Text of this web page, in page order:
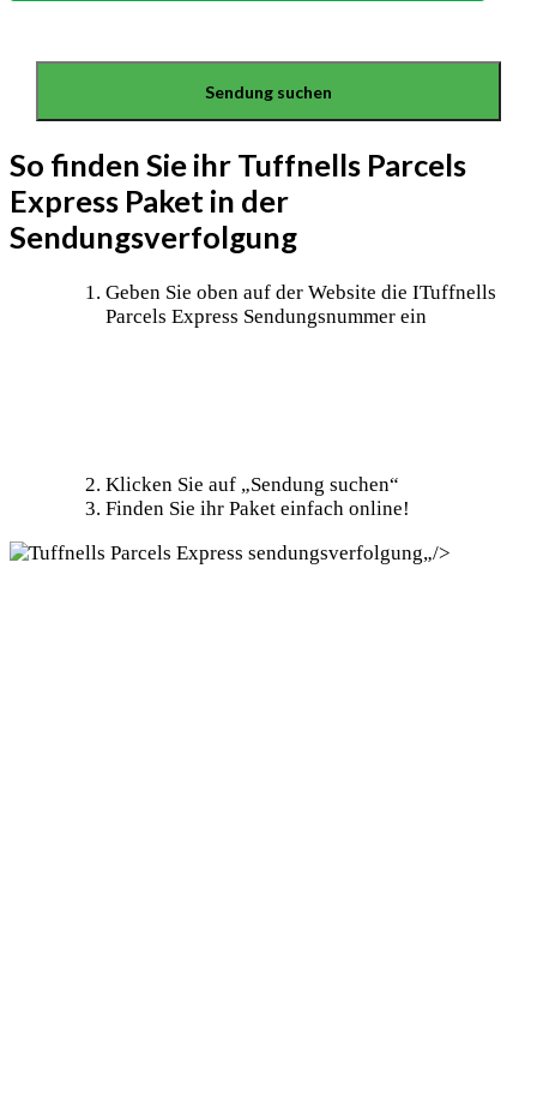
So finden Sie ihr Tuffnells Parcels
Express Paket in der
Sendungsverfolgung
Geben Sie oben auf der Website die ITuffnells
Parcels Express Sendungsnummer ein
Klicken Sie auf „Sendung suchen“
Finden Sie ihr Paket einfach online!
„/>